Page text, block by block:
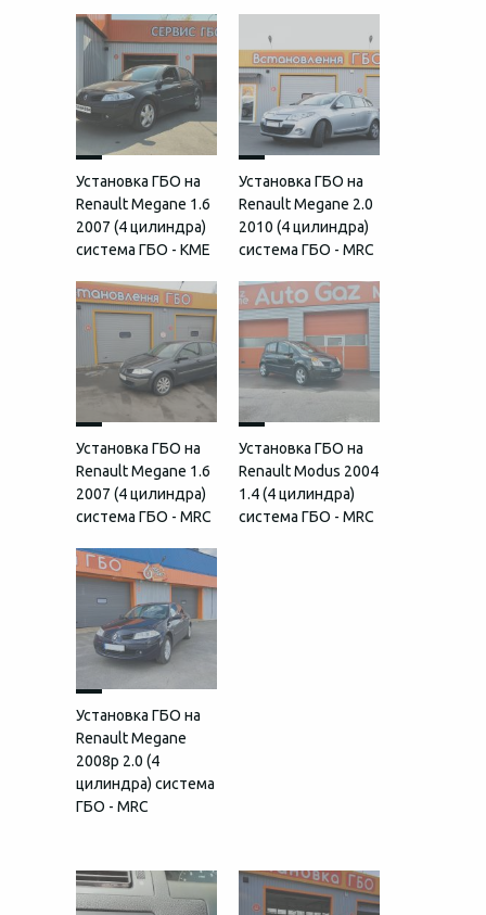
Установка ГБО на
Renault Megane 1.6
2007 (4 цилиндра)
система ГБО - KME
Установка ГБО на
Renault Megane 2.0
2010 (4 цилиндра)
система ГБО - MRC
Установка ГБО на
Renault Megane 1.6
2007 (4 цилиндра)
система ГБО - MRC
Установка ГБО на
Renault Modus 2004
1.4 (4 цилиндра)
система ГБО - MRC
Установка ГБО на
Renault Megane
2008p 2.0 (4
цилиндра) система
ГБО - MRC